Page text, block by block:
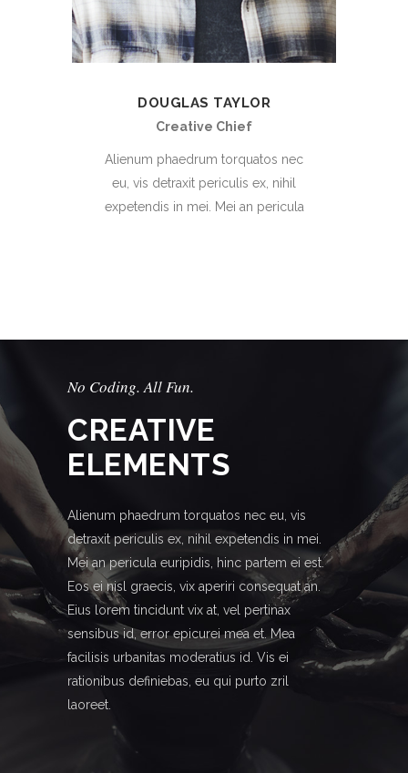
DOUGLAS TAYLOR
Creative Chief
Alienum phaedrum torquatos nec
eu, vis detraxit periculis ex, nihil
expetendis in mei. Mei an pericula
No Coding. All Fun.
CREATIVE
ELEMENTS
Alienum phaedrum torquatos nec eu, vis
detraxit periculis ex, nihil expetendis in mei.
Mei an pericula euripidis, hinc partem ei est.
Eos ei nisl graecis, vix aperiri consequat an.
Eius lorem tincidunt vix at, vel pertinax
sensibus id, error epicurei mea et. Mea
facilisis urbanitas moderatius id. Vis ei
rationibus definiebas, eu qui purto zril
laoreet.